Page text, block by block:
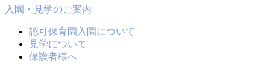
入園・見学のご案内
認可保育園入園について
見学について
保護者様へ